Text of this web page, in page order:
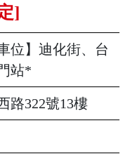
]
位】迪化街、台
站*
路322號13樓